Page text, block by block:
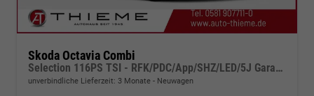
Skoda Octavia Combi
Selection 116PS TSI - RFK/PDC/App/SHZ/LED/5J Garantie
unverbindliche Lieferzeit: 3 Monate Neuwagen